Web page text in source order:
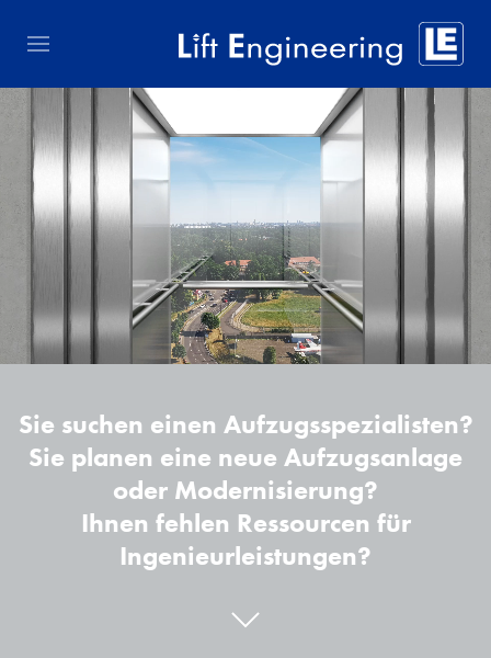
Sie suchen einen Aufzugsspezialisten?
Sie planen eine neue Aufzugsanlage
oder Modernisierung?
Ihnen fehlen Ressourcen für
Ingenieurleistungen?